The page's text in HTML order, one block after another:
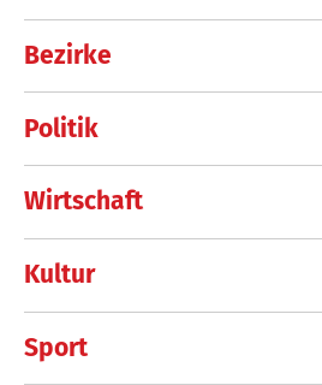
Bezirke
Politik
Wirtschaft
Kultur
Sport